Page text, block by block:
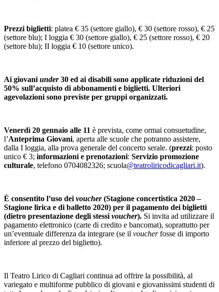
Prezzi biglietti: platea € 35 (settore giallo), € 30 (settore rosso), € 25
(settore blu); I loggia € 30 (settore giallo), € 25 (settore rosso), € 20
(settore blu); II loggia € 10 (settore unico).
Ai giovani under30 ed ai disabili sono applicate riduzioni del
50% sull’acquisto di abbonamenti e biglietti. Ulteriori
agevolazioni sono previste per gruppi organizzati.
Venerdì 20 gennaio alle 11 è prevista, come ormai consuetudine,
l’Anteprima Giovani, aperta alle scuole che potranno assistere,
dalla I loggia, alla prova generale del concerto serale. (prezzi: posto
unico € 3; informazioni e prenotazioni: Servizio promozione
culturale, telefono 0704082326; scuola@teatroliricodicagliari.it).
È consentito l’uso dei voucher(Stagione concertistica 2020 –
Stagione lirica e di balletto 2020) per il pagamento dei biglietti
(dietro presentazione degli stessi voucher). Si invita ad utilizzare il
pagamento elettronico (carte di credito e bancomat), soprattutto per
un’eventuale differenza da integrare (se il voucherfosse di importo
inferiore al prezzo del biglietto).
Il Teatro Lirico di Cagliari continua ad offrire la possibilità, al
variegato e multiforme pubblico di giovani e giovanissimi studenti di